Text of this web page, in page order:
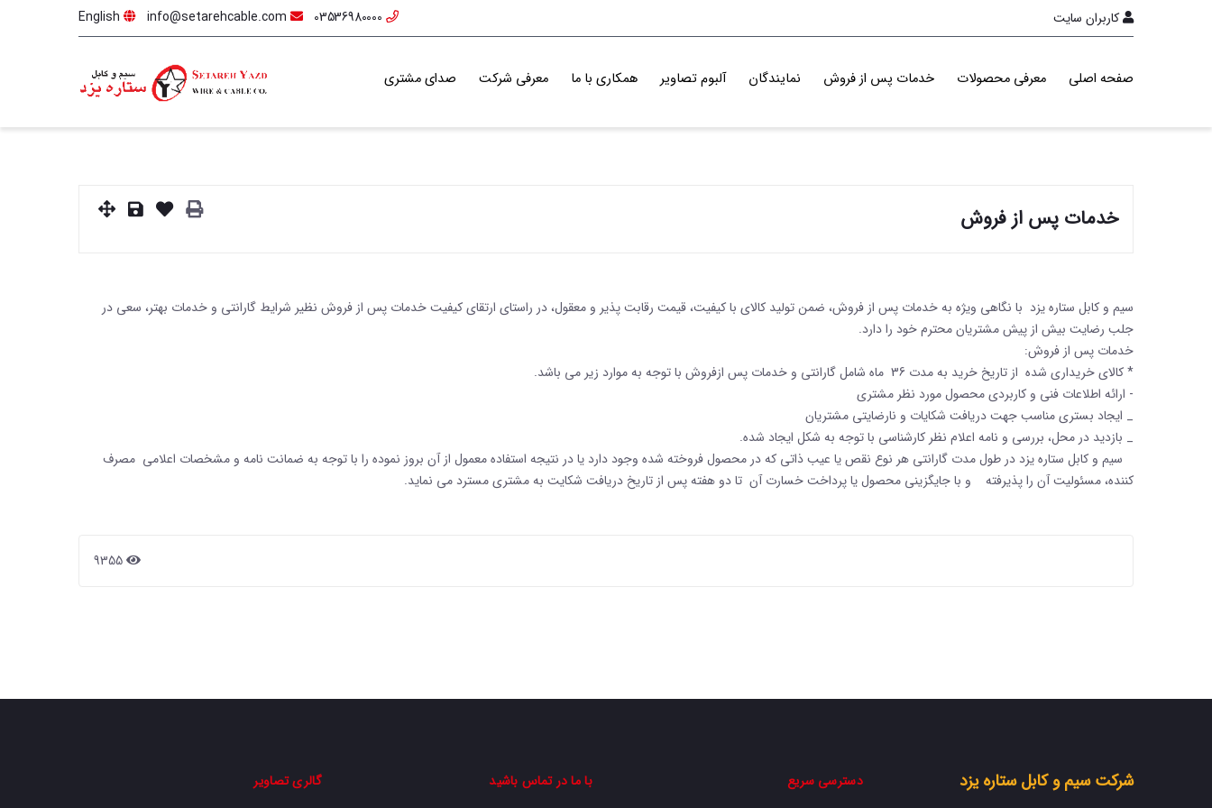
کاربران سایت
صفحه اصلی معرفی محصولات خدمات پس از فروش نمایندگان آلبوم تصاویر همکاری با ما معرفی شرکت صدای مشتری
خدمات پس از فروش
سیم و کابل ستاره یزد با نگاهی ویژه به خدمات پس از فروش، ضمن تولید کالای با کیفیت، قیمت رقابت پذیر و معقول، در راستای ارتقای کیفیت خدمات پس از فروش نظیر شرایط گارانتی و خدمات بهتر، سعی در
جلب رضایت بیش از پیش مشتریان محترم خود را دارد.
خدمات پس از فروش:
* کالای خریداری شده از تاریخ خرید به مدت 36 ماه شامل گارانتی و خدمات پس ازفروش با توجه به موارد زیر می باشد.
- ارائه اطلاعات فنی و کاربردی محصول مورد نظر مشتری
_ ایجاد بستری مناسب جهت دریافت شکایات و نارضایتی مشتریان
_ بازدید در محل، بررسی و نامه اعلام نظر کارشناسی با توجه به شکل ایجاد شده.
سیم و کابل ستاره یزد در طول مدت گارانتی هر نوع نقص یا عیب ذاتی که در محصول فروخته شده وجود دارد یا در نتیجه استفاده معمول از آن بروز نموده را با توجه به ضمانت نامه و مشخصات اعلامی مصرف
کننده، مسئولیت آن را پذیرفته و با جایگزینی محصول یا پرداخت خسارت آن تا دو هفته پس از تاریخ دریافت شکایت به مشتری مسترد می نماید.
9355
شرکت سیم و کابل ستاره یزد دسترسی سریع با ما در تماس باشید گالری تصاویر